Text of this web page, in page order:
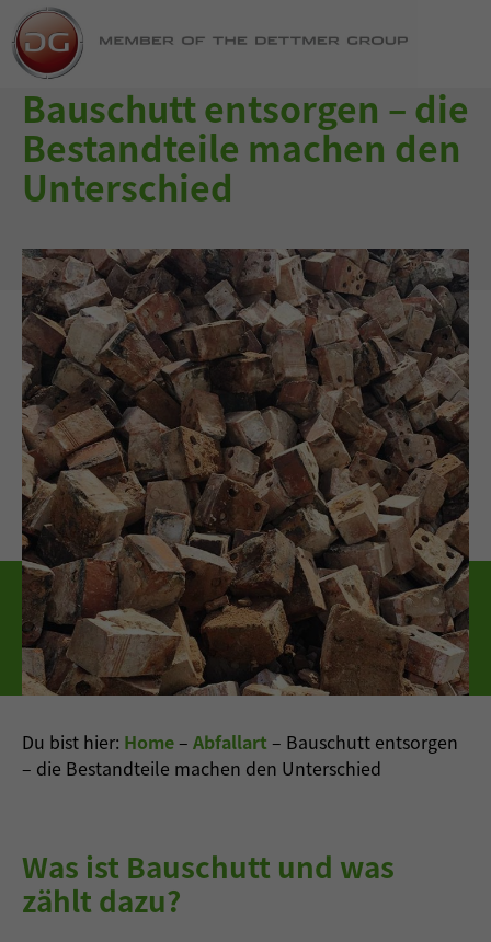
Bauschutt entsorgen – die
Bestandteile machen den
Unterschied
Du bist hier: Home– Abfallart – Bauschutt entsorgen
– die Bestandteile machen den Unterschied
Was ist Bauschutt und was
zählt dazu?